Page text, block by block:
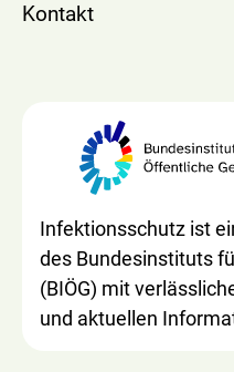
Kontakt
Infektionsschutz ist
des Bundesinstituts
(BIÖG) mit
und aktuellen